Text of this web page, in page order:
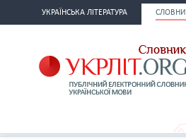
УКРАЇНСЬКА ЛІТЕРАТУРА